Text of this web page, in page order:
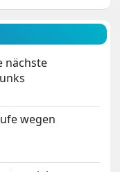
nächste
wegen